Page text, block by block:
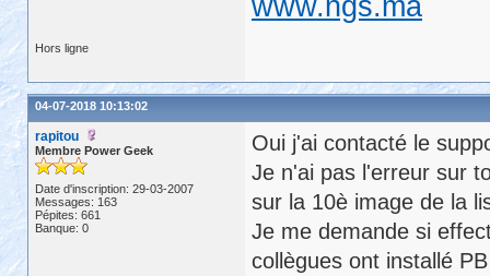
Hors ligne
04-07-2018 10:13:02
rapitou
Membre Power Geek
Date d'inscription: 29-03-2007
Messages: 163
Pépites: 661
Banque: 0
Oui j'ai contacté le
Je n'ai pas l'erreur sur
sur la 10è image de la
Je me demande si
collègues ont installé